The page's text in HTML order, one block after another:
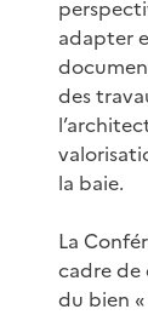
adapter
des
la baie.
La
cadre de
du bien